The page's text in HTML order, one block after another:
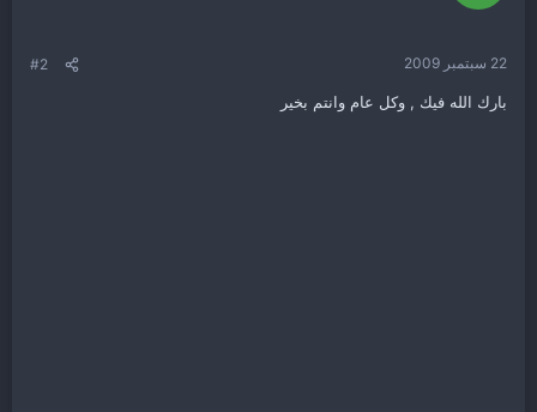
22 سبتمبر 2009 #2
بارك الله فيك , وكل عام وانتم بخير